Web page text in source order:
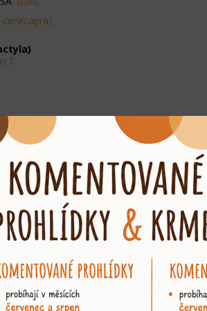
f.
citellus)
magna)